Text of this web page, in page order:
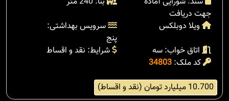
جهت دریافت
ویلا دوبلکس
سرویس بهداشتی:
پنج
اتاق خواب: سه
شرایط: نقد و اقساط
کد ملک: 34803
10.700 میلیارد تومان (نقد و اقساط)